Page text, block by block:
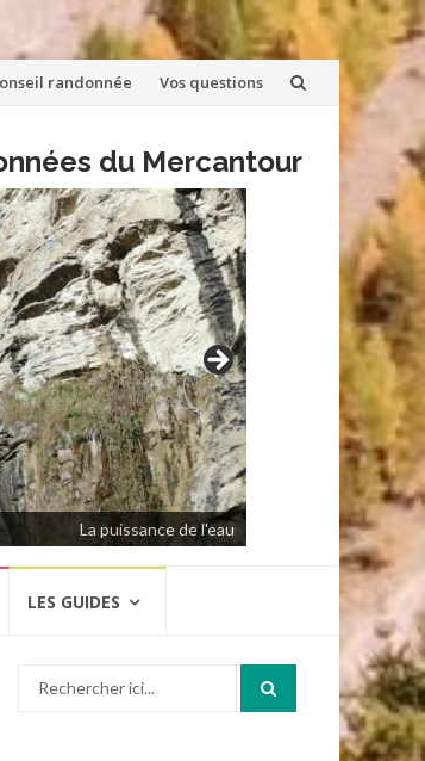
randonnée Vos questions
du Mercantour
La puissance de l'eau
LES GUIDES